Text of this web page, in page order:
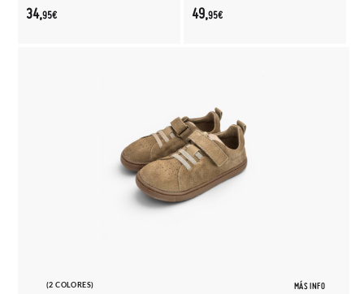
34,95€ 49,95€
(2 COLORES) MÁS INFO